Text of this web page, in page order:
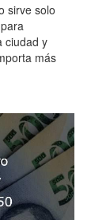
sirve solo
ciudad y
más